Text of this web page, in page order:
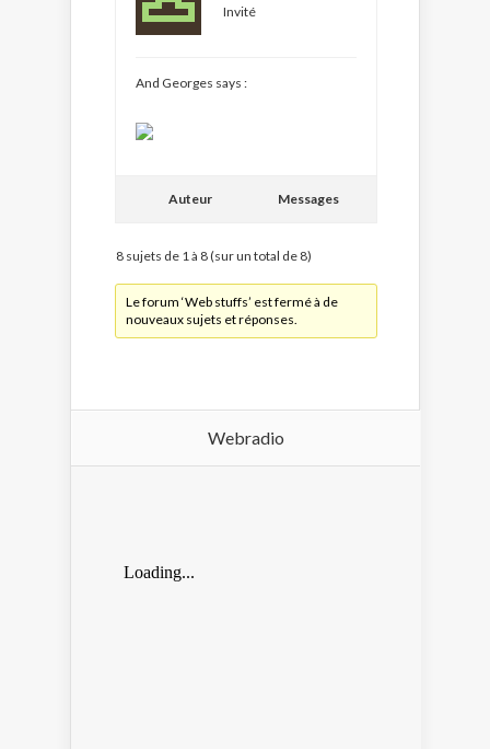
Invité
And Georges says :
Auteur Messages
8 sujets de 1 à 8 (sur un total de 8)
Le forum ‘Web stuffs’ est fermé à de
nouveaux sujets et réponses.
Webradio